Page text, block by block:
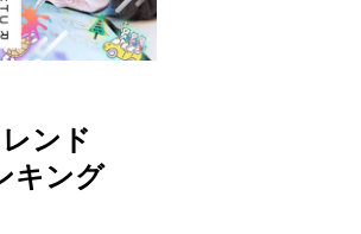
ンド
キング